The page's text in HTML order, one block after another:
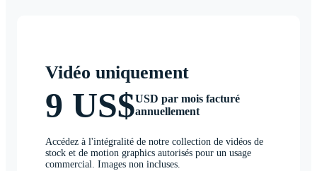
Vidéo uniquement
9 US$USD par mois facturé
annuellement
Accédez à l'intégralité de notre collection de vidéos de
stock et de motion graphics autorisés pour un usage
commercial. Images non incluses.